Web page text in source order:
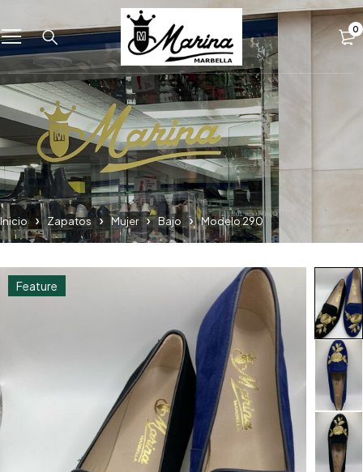
0
Inicio Zapatos Mujer Bajo Modelo 290
Feature